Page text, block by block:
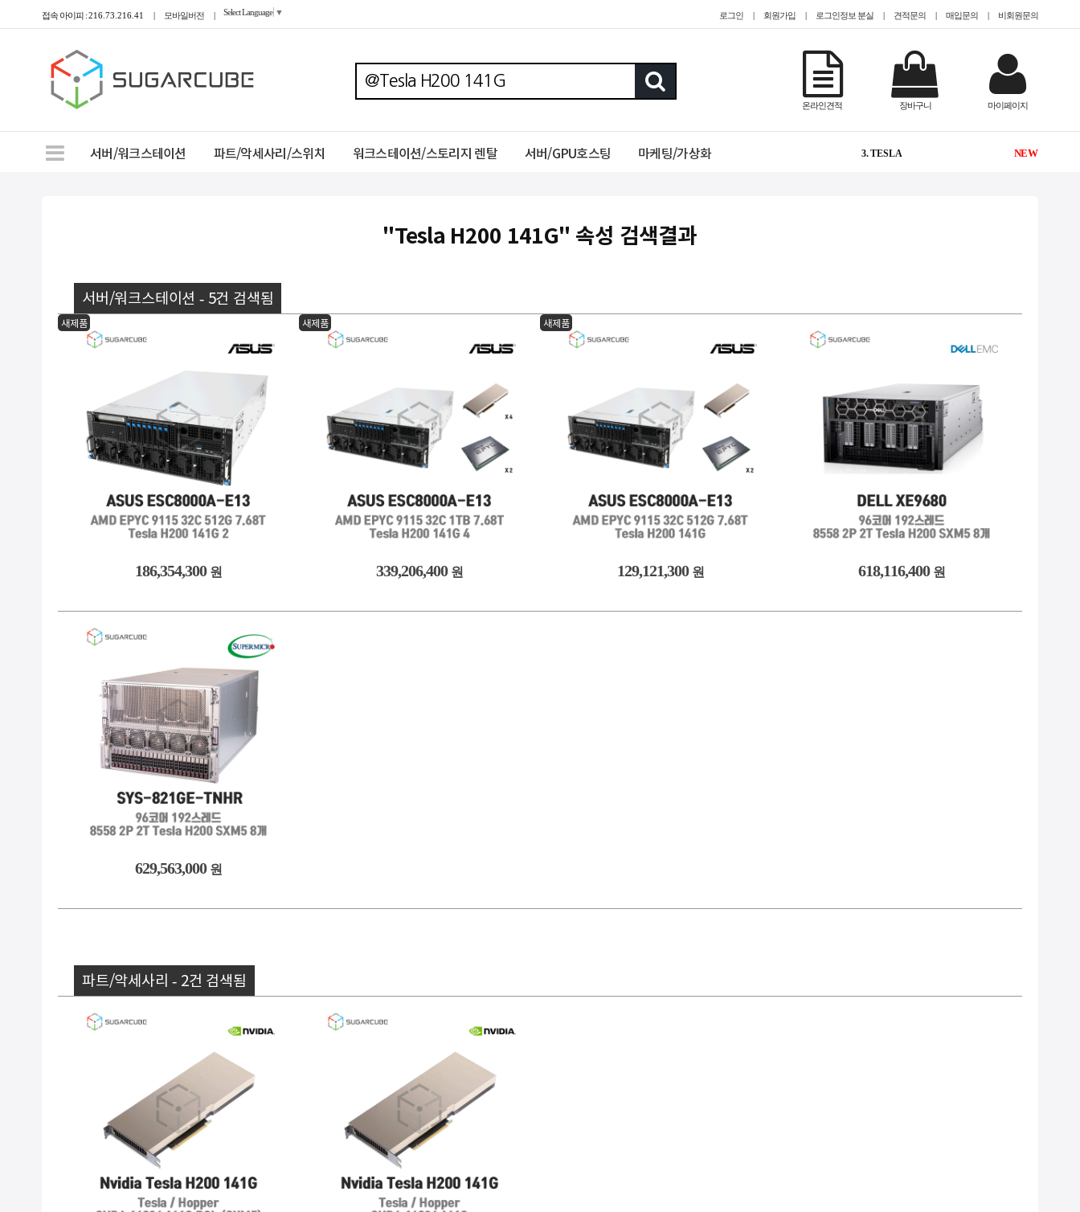
접속 아이피 :216.73.216.41 | 모바일버전 | Select Language ▼ 로그인 | 회원가입 | 로그인정보 분실 | 견적문의 | 매입문의 | 비회원문의
마이페이지
장바구니
온라인견적
서버/워크스테이션 파트/악세사리/스위치 워크스테이션/스토리지 렌탈 서버/GPU호스팅 마케팅/가상화
1. @EPYC
2. @HDD 미장착
NEW
3. TESLA
NEW
7. #gpu서버임대
9. QUADRO
10. @13000개 이하
"Tesla H200 141G" 속성 검색결과
서버/워크스테이션 - 5건 검색됨
새제품
186,354,300 원
새제품
339,206,400 원
새제품
129,121,300 원 618,116,400 원
629,563,000 원
파트/악세사리 - 2건 검색됨